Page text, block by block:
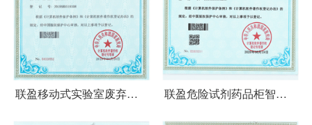
联盈移动式实验室废弃物
中转云管理平台软件
联盈危险试剂药品柜智能
控制软件-软著